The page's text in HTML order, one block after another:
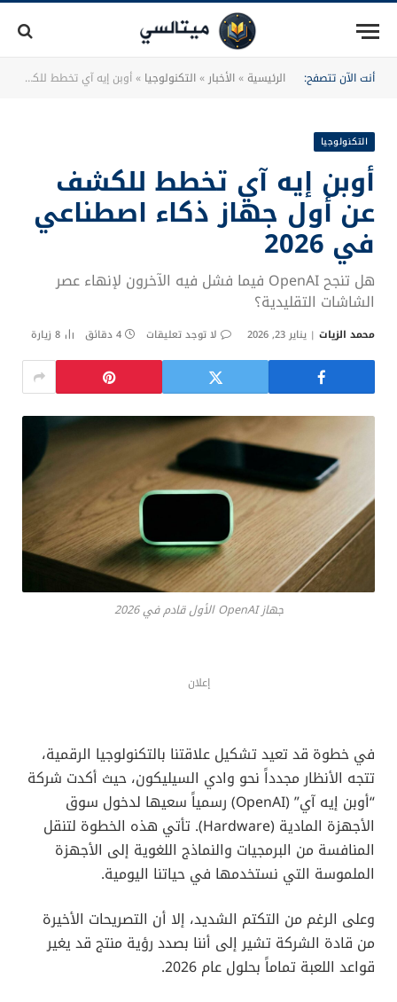
أنت الآن تتصفح: الرئيسية»الأخبار »التكنولوجيا »أوبن إيه آي تخطط للكشف عن أول جهاز ذكاء اصطناعي في 2026
التكنولوجيا
أوبن إيه آي تخطط للكشف
عن أول جهاز ذكاء اصطناعي
في 2026
هل تنجح OpenAI فيما فشل فيه الآخرون لإنهاء عصر
الشاشات التقليدية؟
محمد الزيات يناير 23, 2026 لا توجد تعليقات 4 دقائق 8 زيارة
جهاز OpenAI الأول قادم في 2026
إعلان
في خطوة قد تعيد تشكيل علاقتنا بالتكنولوجيا الرقمية،
تتجه الأنظار مجدداً نحو وادي السيليكون، حيث أكدت شركة
“أوبن إيه آي” (OpenAI) رسمياً سعيها لدخول سوق
الأجهزة المادية (Hardware). تأتي هذه الخطوة لتنقل
المنافسة من البرمجيات والنماذج اللغوية إلى الأجهزة
الملموسة التي نستخدمها في حياتنا اليومية.
وعلى الرغم من التكتم الشديد، إلا أن التصريحات الأخيرة
من قادة الشركة تشير إلى أننا بصدد رؤية منتج قد يغير
قواعد اللعبة تماماً بحلول عام 2026.